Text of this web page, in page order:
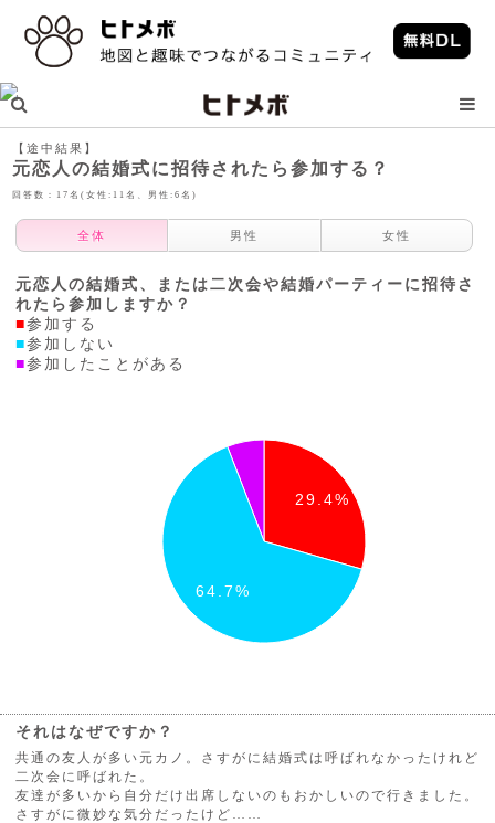
【途中結果】
元恋人の結婚式に招待されたら参加する？
回答数：17名(女性:11名、男性:6名)
全体 男性 女性
元恋人の結婚式、または二次会や結婚パーティーに招待さ
れたら参加しますか？
■参加する
■参加しない
■参加したことがある
29.4%
64.7%
それはなぜですか？
共通の友人が多い元カノ。さすがに結婚式は呼ばれなかったけれど
二次会に呼ばれた。
友達が多いから自分だけ出席しないのもおかしいので行きました。
さすがに微妙な気分だったけど……